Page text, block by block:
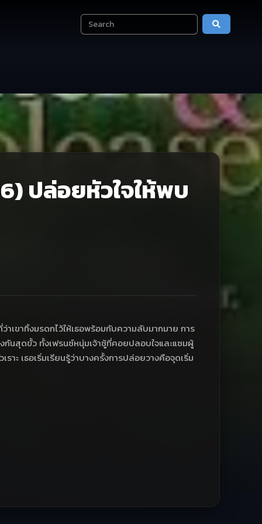
ปล่อยหัวใจให้พบ
เขาทิ้งมรดกไว้ให้เธอพร้อมกับความลับมากมาย การ
นสุดขั้ว ทั้งเฟรนซ์หนุ่มเจ้าชู้ที่คอยปลอบใจและแซมผู้
าะ เธอเริ่มเรียนรู้ว่าบางครั้งการปล่อยวางคือจุดเริ่ม